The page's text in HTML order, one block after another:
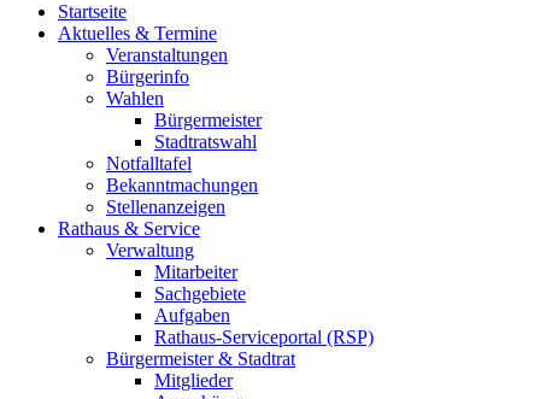
Startseite
Aktuelles & Termine
Veranstaltungen
Bürgerinfo
Wahlen
Bürgermeister
Stadtratswahl
Notfalltafel
Bekanntmachungen
Stellenanzeigen
Rathaus & Service
Verwaltung
Mitarbeiter
Sachgebiete
Aufgaben
Rathaus-Serviceportal (RSP)
Bürgermeister & Stadtrat
Mitglieder